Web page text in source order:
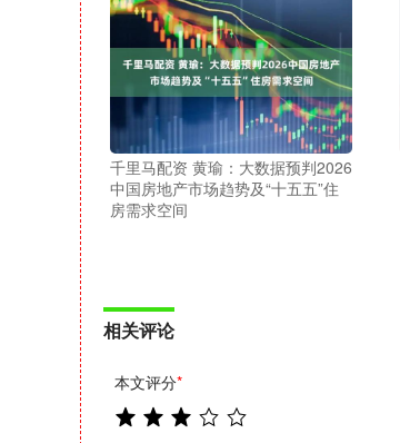
千里马配资 黄瑜：大数据预判2026
中国房地产市场趋势及“十五五”住
房需求空间
相关评论
本文评分*